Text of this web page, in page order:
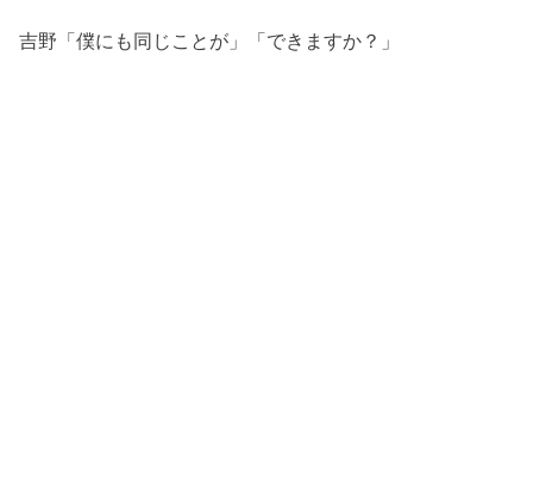
吉野「僕にも同じことが」「できますか？」